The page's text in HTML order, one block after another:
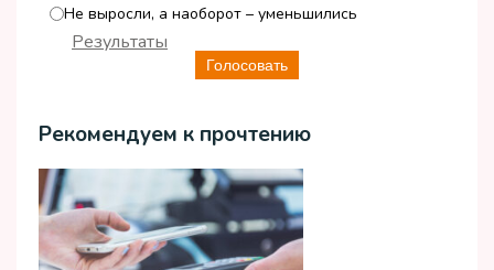
Не выросли, а наоборот – уменьшились
Голосовать
Результаты
Рекомендуем к прочтению